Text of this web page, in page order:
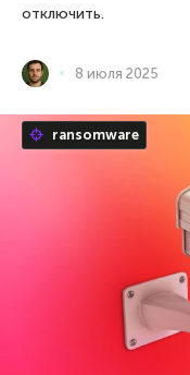
отключить.
8 июля 2025
ransomware